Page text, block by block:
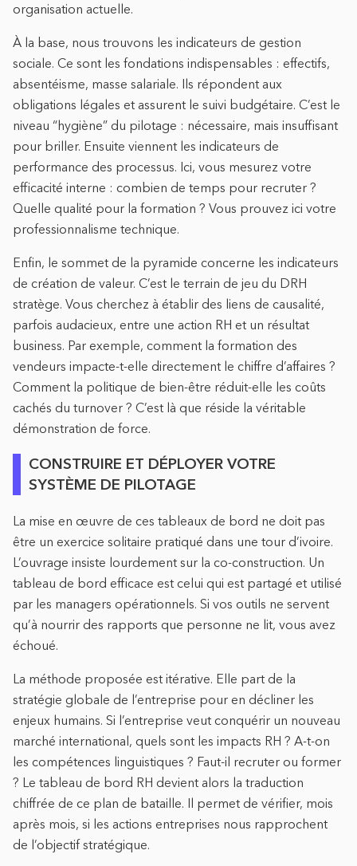
organisation actuelle.
À la base, nous trouvons les indicateurs de gestion
sociale. Ce sont les fondations indispensables : effectifs,
absentéisme, masse salariale. Ils répondent aux
obligations légales et assurent le suivi budgétaire. C’est le
niveau “hygiène” du pilotage : nécessaire, mais insuffisant
pour briller. Ensuite viennent les indicateurs de
performance des processus. Ici, vous mesurez votre
efficacité interne : combien de temps pour recruter ?
Quelle qualité pour la formation ? Vous prouvez ici votre
professionnalisme technique.
Enfin, le sommet de la pyramide concerne les indicateurs
de création de valeur. C’est le terrain de jeu du DRH
stratège. Vous cherchez à établir des liens de causalité,
parfois audacieux, entre une action RH et un résultat
business. Par exemple, comment la formation des
vendeurs impacte-t-elle directement le chiffre d’affaires ?
Comment la politique de bien-être réduit-elle les coûts
cachés du turnover ? C’est là que réside la véritable
démonstration de force.
CONSTRUIRE ET DÉPLOYER VOTRE
SYSTÈME DE PILOTAGE
La mise en œuvre de ces tableaux de bord ne doit pas
être un exercice solitaire pratiqué dans une tour d’ivoire.
L’ouvrage insiste lourdement sur la co-construction. Un
tableau de bord efficace est celui qui est partagé et utilisé
par les managers opérationnels. Si vos outils ne servent
qu’à nourrir des rapports que personne ne lit, vous avez
échoué.
La méthode proposée est itérative. Elle part de la
stratégie globale de l’entreprise pour en décliner les
enjeux humains. Si l’entreprise veut conquérir un nouveau
marché international, quels sont les impacts RH ? A-t-on
les compétences linguistiques ? Faut-il recruter ou former
? Le tableau de bord RH devient alors la traduction
chiffrée de ce plan de bataille. Il permet de vérifier, mois
après mois, si les actions entreprises nous rapprochent
de l’objectif stratégique.